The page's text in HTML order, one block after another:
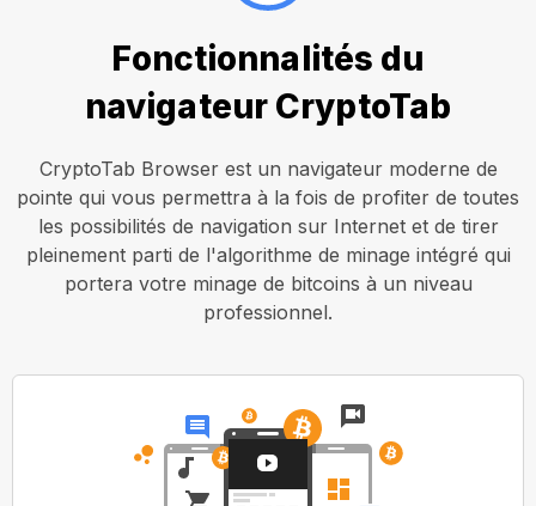
Fonctionnalités du
navigateur CryptoTab
CryptoTab Browser est un navigateur moderne de
pointe qui vous permettra à la fois de profiter de toutes
les possibilités de navigation sur Internet et de tirer
pleinement parti de l'algorithme de minage intégré qui
portera votre minage de bitcoins à un niveau
professionnel.